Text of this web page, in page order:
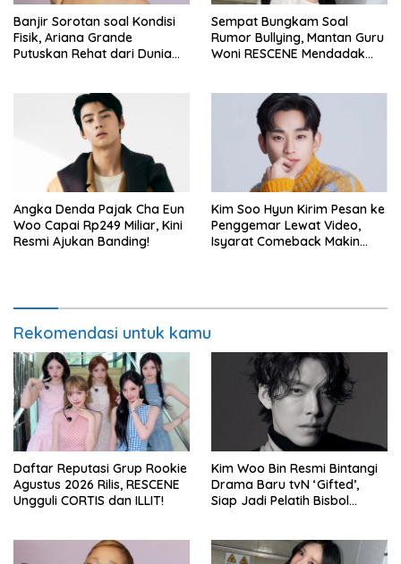
Banjir Sorotan soal Kondisi
Fisik, Ariana Grande
Putuskan Rehat dari Dunia
Sempat Bungkam Soal
Rumor Bullying, Mantan Guru
Woni RESCENE Mendadak
Angka Denda Pajak Cha Eun
Woo Capai Rp249 Miliar, Kini
Resmi Ajukan Banding!
Kim Soo Hyun Kirim Pesan ke
Penggemar Lewat Video,
Isyarat Comeback Makin
Rekomendasi untuk kamu
Daftar Reputasi Grup Rookie
Agustus 2026 Rilis, RESCENE
Ungguli CORTIS dan ILLIT!
Kim Woo Bin Resmi Bintangi
Drama Baru tvN ‘Gifted’,
Siap Jadi Pelatih Bisbol